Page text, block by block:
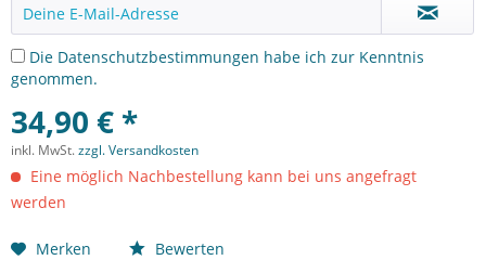
Die Datenschutzbestimmungen habe ich zur Kenntnis
genommen.
34,90 € *
inkl. MwSt.zzgl. Versandkosten
Eine möglich Nachbestellung kann bei uns angefragt
werden
Merken Bewerten